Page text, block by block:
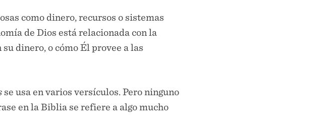
como dinero, recursos o sistemas
de Dios está relacionada con la
dinero, o cómo Él provee a las
se usa en varios versículos. Pero ninguno
en la Biblia se refiere a algo mucho